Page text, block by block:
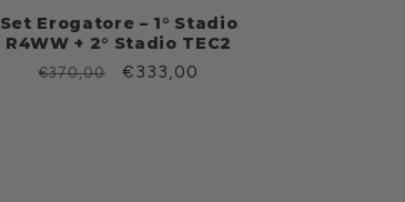
Set Erogatore – 1° Stadio
R4WW + 2° Stadio TEC2
Prezzo
€370,00
Prezzo
€333,00